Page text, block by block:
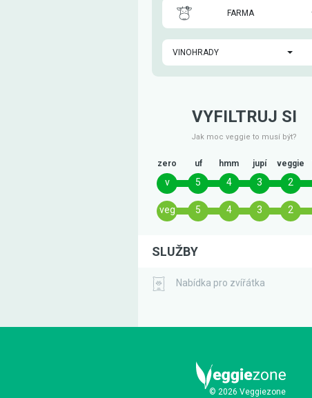
FARMA
VINOHRADY
VYFILTRUJ SI
Jak moc veggie to musí být?
zero uf hmm jupí veggie
v 5 4 3 2
veg 5 4 3 2
SLUŽBY
Nabídka pro zvířátka
© 2026 Veggiezone